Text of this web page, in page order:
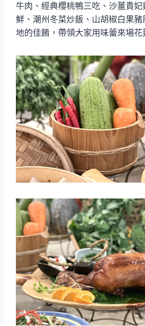
牛肉、經典櫻桃鴨三吃、沙薑貴
鮮、潮州冬菜炒飯、山胡椒白果
地的佳餚，帶領大家用味蕾來場花